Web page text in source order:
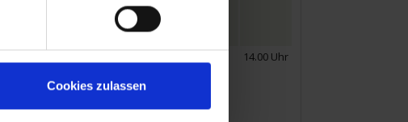
Cookies zulassen
des berühmten
14.00 Uhr